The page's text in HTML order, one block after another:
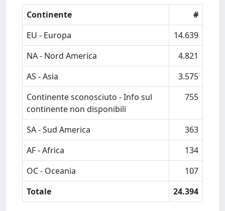
Continente
#
EU - Europa
14.639
NA - Nord America
4.821
AS - Asia
3.575
Continente sconosciuto - Info sul
continente non disponibili
755
SA - Sud America
363
AF - Africa
134
OC - Oceania
107
Totale
24.394